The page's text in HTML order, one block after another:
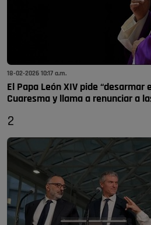
18-02-2026 10:17 a.m.
El Papa León XIV pide “desarmar
Cuaresma y llama a renunciar a
2